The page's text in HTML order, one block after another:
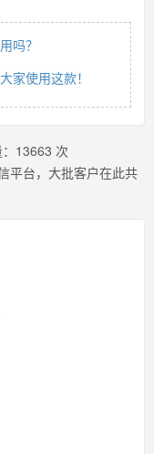
吗？
家使用这款！
13663 次
平台，大批客户在此共